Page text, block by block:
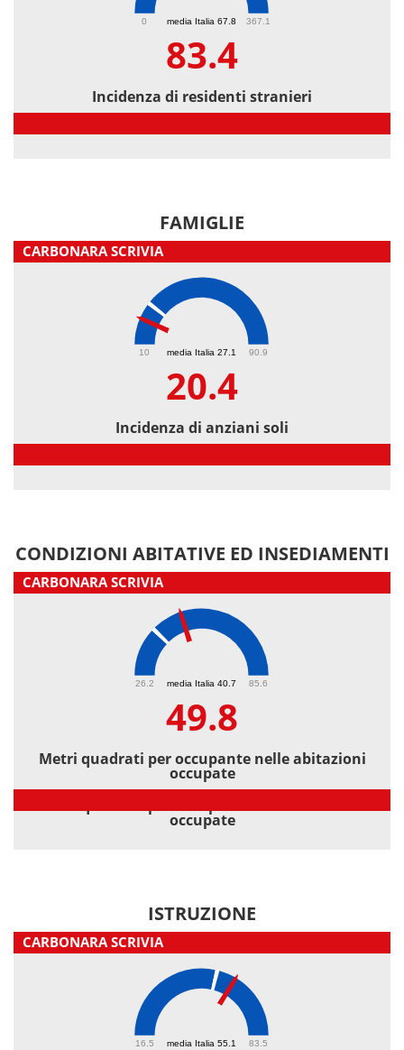
media Italia 67.8
0 367.1
83.4
Incidenza di residenti stranieri
FAMIGLIE
CARBONARA SCRIVIA
media Italia 27.1
10 90.9
20.4
Incidenza di anziani soli
CONDIZIONI ABITATIVE ED INSEDIAMENTI
CARBONARA SCRIVIA
media Italia 40.7
26.2 85.6
49.8
Metri quadrati per occupante nelle abitazioni
occupate
occupate
ISTRUZIONE
CARBONARA SCRIVIA
media Italia 55.1
16.5 83.5